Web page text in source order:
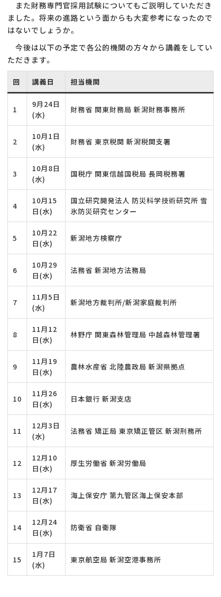
また財務専門官採用試験についてもご説明していただき
ました。将来の進路という面からも大変参考になったので
はないでしょうか。
今後は以下の予定で各公的機関の方々から講義をしてい
ただきます。
回 講義日 担当機関
1
9月24日
(水)
財務省 関東財務局 新潟財務事務所
2
10月1日
(水)
財務省 東京税関 新潟税関支署
3
10月8日
(水)
国税庁 関東信越国税局 長岡税務署
4
10月15
日(水)
国立研究開発法人 防災科学技術研究所 雪
氷防災研究センター
5
10月22
日(水)
新潟地方検察庁
6
10月29
日(水)
法務省 新潟地方法務局
7
11月5日
(水)
新潟地方裁判所/新潟家庭裁判所
8
11月12
日(水)
林野庁 関東森林管理局 中越森林管理署
9
11月19
日(水)
農林水産省 北陸農政局 新潟県拠点
10
11月26
日(水)
日本銀行 新潟支店
11
12月3日
(水)
法務省 矯正局 東京矯正管区 新潟刑務所
12
12月10
日(水)
厚生労働省 新潟労働局
13
12月17
日(水)
海上保安庁 第九管区海上保安本部
14
12月24
日(水)
防衛省 自衛隊
15
1月7日
(水)
東京航空局 新潟空港事務所